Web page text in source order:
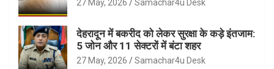
27 May, 2026 Samachar4u Desk
देहरादून में बकरीद को लेकर सुरक्षा के कड़े इंतजाम:
5 जोन और 11 सेक्टरों में बंटा शहर
27 May, 2026 Samachar4u Desk